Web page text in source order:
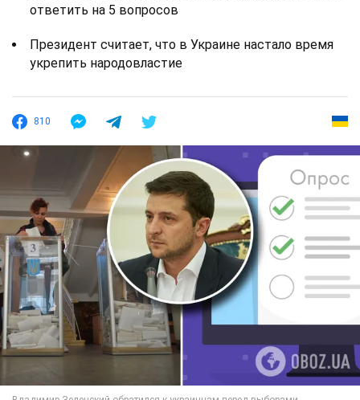
ответить на 5 вопросов
Президент считает, что в Украине настало время
укрепить народовластие
810